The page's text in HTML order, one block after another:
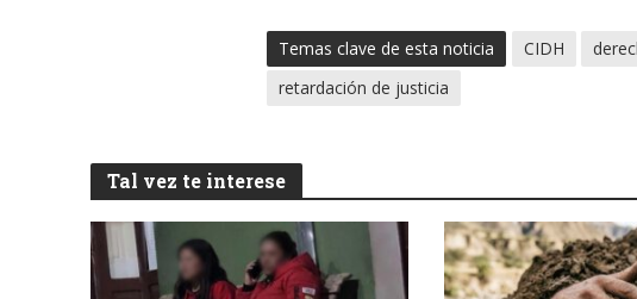
Temas clave de esta noticia CIDH
retardación de justicia
Tal vez te interese